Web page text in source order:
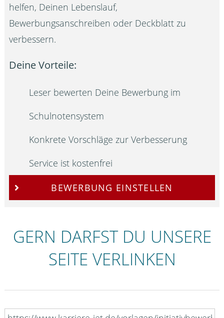
helfen, Deinen Lebenslauf,
Bewerbungsanschreiben oder Deckblatt zu
verbessern.
Deine Vorteile:
Leser bewerten Deine Bewerbung im
Schulnotensystem
Konkrete Vorschläge zur Verbesserung
Service ist kostenfrei
BEWERBUNG EINSTELLEN
GERN DARFST DU UNSERE
SEITE VERLINKEN